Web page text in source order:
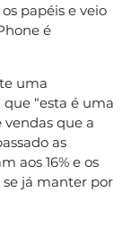
papéis e veio
é
uma
“esta é uma
que a
as
aos 16% e os
já manter por